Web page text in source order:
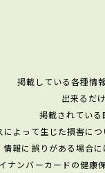
掲載している各種情
出来るだ
掲載されている
によって生じた損害に
情報に誤りがある場合
ナンバーカードの健康